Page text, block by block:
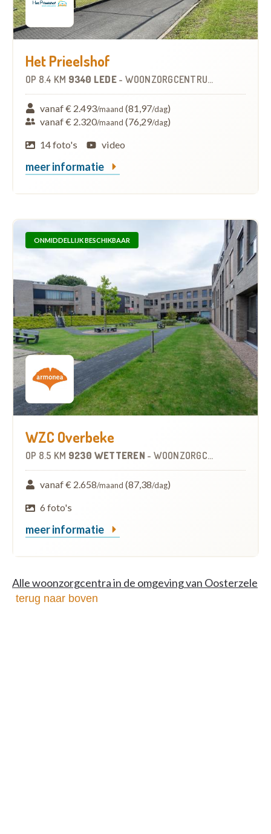
Het Prieelshof
OP 8.4 KM 9340 LEDE - WOONZORGCENTRUM (WZC)
vanaf € 2.493/maand (81,97/dag)
vanaf € 2.320/maand (76,29/dag)
14 foto's
video
meer informatie
ONMIDDELLIJK BESCHIKBAAR
WZC Overbeke
OP 8.5 KM 9230 WETTEREN - WOONZORGCENTRUM (WZC)
vanaf € 2.658/maand (87,38/dag)
6 foto's
meer informatie
Alle woonzorgcentra in de omgeving van Oosterzele
terug naar boven